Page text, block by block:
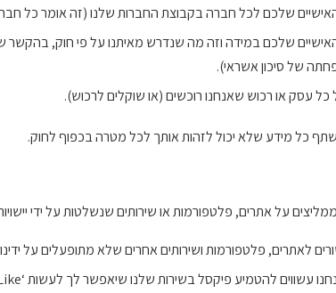
שלכם לכל חברה בקבוצת החברות שלנו (זה אומר כל
שלכם במידה וזה מה שנדרש מאיתנו על פי חוק, בהקשר
של סיכון אשראי).
עסק או רכוש שאנחנו רוכשים (או שוקלים לרכוש).
כל מידע שלא יכול לזהות אותך לכל מטרה בכפוף לחוק.
על אתרים, פלטפורמות או שירותים שנשלטות על ידי
לאתרים, פלטפורמות ושירותים אחרים שלא מתופעלים על